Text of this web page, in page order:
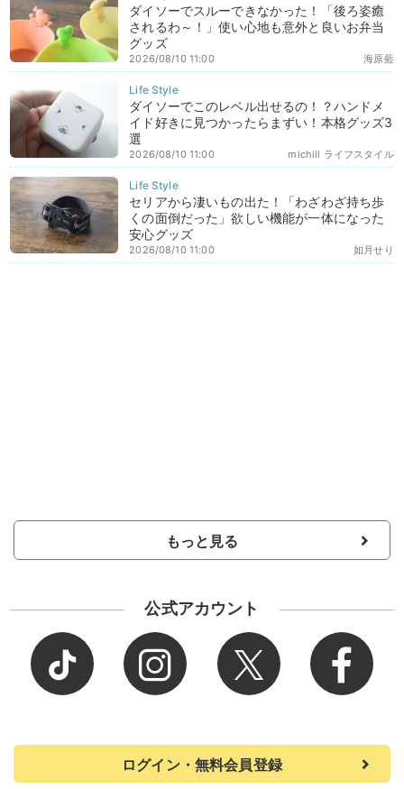
ダイソーでスルーできなかった！「後ろ姿癒
されるわ～！」使い心地も意外と良いお弁当
グッズ
海原藍
2026/08/10 11:00
ダイソーでこのレベル出せるの！？ハンドメ
イド好きに見つかったらまずい！本格グッズ3
選
michill ライフスタイル
2026/08/10 11:00
セリアから凄いもの出た！「わざわざ持ち歩
くの面倒だった」欲しい機能が一体になった
安心グッズ
如月せり
2026/08/10 11:00
もっと見る
公式アカウント
ログイン・無料会員登録